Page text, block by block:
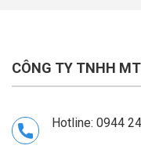
CÔNG TY TNHH
Hotline: 0944